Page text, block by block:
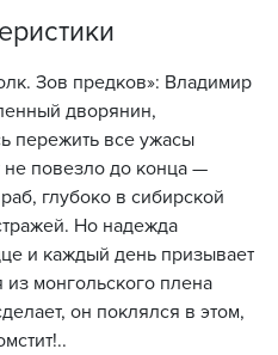
Зов предков»: Владимир
дворянин,
пережить все ужасы
повезло до конца —
глубоко в сибирской
Но надежда
и каждый день призывает
монгольского плена
он поклялся в этом,